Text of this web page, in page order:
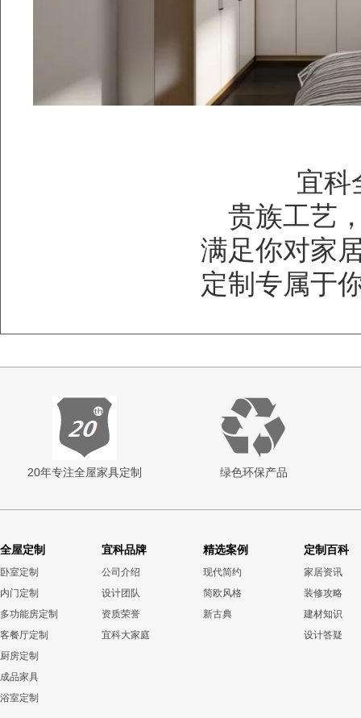
宜科
贵族工艺
满足你对家
定制专属于
20年专注全屋家具定制 绿色环保产品
全屋定制
卧室定制
内门定制
多功能房定制
客餐厅定制
厨房定制
成品家具
浴室定制
宜科品牌
公司介绍
设计团队
资质荣誉
宜科大家庭
精选案例
现代简约
简欧风格
新古典
定制百科
家居资讯
装修攻略
建材知识
设计答疑